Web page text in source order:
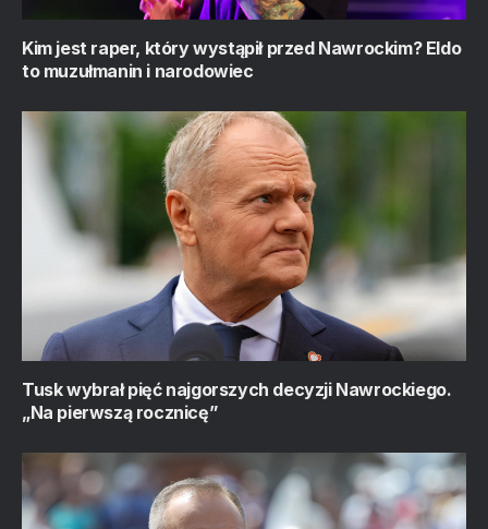
Kim jest raper, który wystąpił przed Nawrockim? Eldo
to muzułmanin i narodowiec
Tusk wybrał pięć najgorszych decyzji Nawrockiego.
„Na pierwszą rocznicę”